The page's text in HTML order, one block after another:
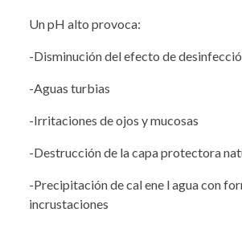
Un pH alto provoca:
-Disminución del efecto de
-Aguas turbias
-Irritaciones de ojos y mucosas
-Destrucción de la capa protectora
-Precipitación de cal ene l agua con
incrustaciones